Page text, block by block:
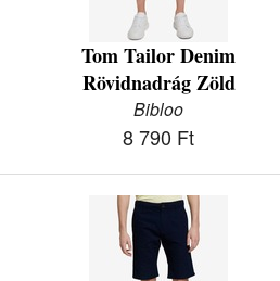
Tom Tailor Denim
Rövidnadrág Zöld
Bibloo
8 790 Ft